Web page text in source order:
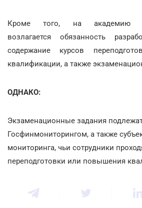
Кроме того, на академию
возлагается обязанность
содержание курсов
квалификации, а также
ОДНАКО:
Экзаменационные задания
Госфинмониторингом, а также
мониторинга, чьи сотрудники
переподготовки или повышения